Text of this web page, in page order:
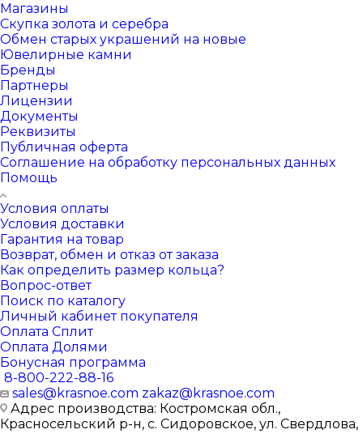
Магазины
Скупка золота и серебра
Обмен старых украшений на новые
Ювелирные камни
Бренды
Партнеры
Лицензии
Документы
Реквизиты
Публичная оферта
Соглашение на обработку персональных данных
Помощь
Условия оплаты
Условия доставки
Гарантия на товар
Возврат, обмен и отказ от заказа
Как определить размер кольца?
Вопрос-ответ
Поиск по каталогу
Личный кабинет покупателя
Оплата Сплит
Оплата Долями
Бонусная программа
8-800-222-88-16
sales@krasnoe.com zakaz@krasnoe.com
Адрес производства: Костромская обл.,
Красносельский р-н, с. Сидоровское, ул. Свердлова,